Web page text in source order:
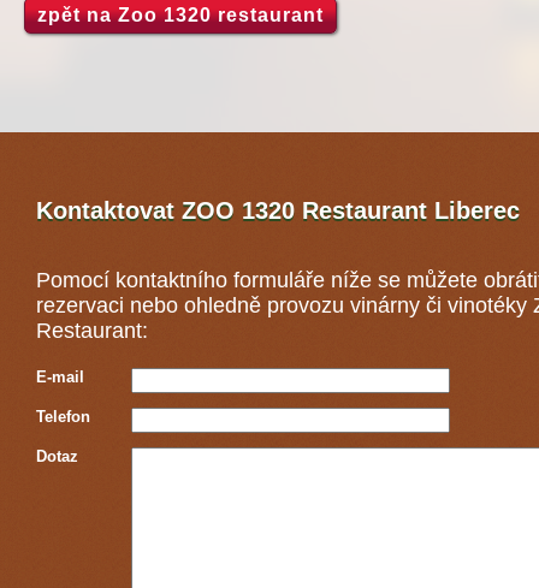
zpět na Zoo 1320 restaurant
Kontaktovat ZOO 1320 Restaurant Liberec
Pomocí kontaktního formuláře níže se můžete
rezervaci nebo ohledně provozu vinárny či vinotéky
Restaurant:
E-mail
Telefon
Dotaz